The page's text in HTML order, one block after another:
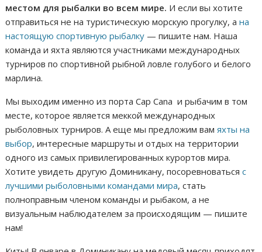
местом для рыбалки во всем мире. И если вы хотите
отправиться не на туристическую морскую прогулку, ана
настоящую спортивную рыбалку — пишите нам. Наша
команда и яхта являются участниками международных
турниров по спортивной рыбной ловле голубого и белого
марлина.
Мы выходим именно из порта Cap Cana и рыбачим в том
месте, которое является меккой международных
рыболовных турниров. А еще мы предложим вамяхты на
выбор, интересные маршруты и отдых на территории
одного из самых привилегированных курортов мира.
Хотите увидеть другую Доминикану, посоревноватьсяс
лучшими рыболовными командами мира, стать
полноправным членом команды и рыбаком, а не
визуальным наблюдателем за происходящим — пишите
нам!